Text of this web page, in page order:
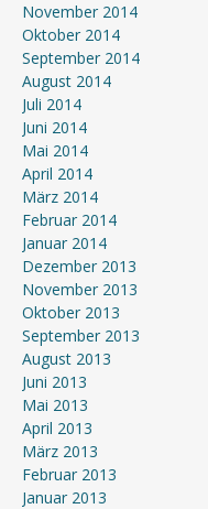
November 2014
Oktober 2014
September 2014
August 2014
Juli 2014
Juni 2014
Mai 2014
April 2014
März 2014
Februar 2014
Januar 2014
Dezember 2013
November 2013
Oktober 2013
September 2013
August 2013
Juni 2013
Mai 2013
April 2013
März 2013
Februar 2013
Januar 2013